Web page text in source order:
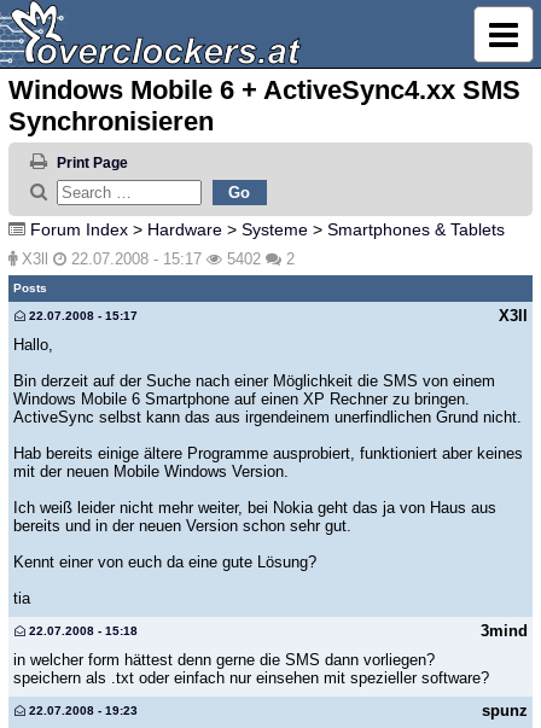
Windows Mobile 6 + ActiveSync4.xx SMS
Synchronisieren
Print Page
Forum Index > Hardware > Systeme > Smartphones & Tablets
X3ll 22.07.2008 - 15:17 5402 2
Posts
X3ll
22.07.2008 - 15:17
Hallo,
Bin derzeit auf der Suche nach einer Möglichkeit die SMS von einem
Windows Mobile 6 Smartphone auf einen XP Rechner zu bringen.
ActiveSync selbst kann das aus irgendeinem unerfindlichen Grund nicht.
Hab bereits einige ältere Programme ausprobiert, funktioniert aber keines
mit der neuen Mobile Windows Version.
Ich weiß leider nicht mehr weiter, bei Nokia geht das ja von Haus aus
bereits und in der neuen Version schon sehr gut.
Kennt einer von euch da eine gute Lösung?
tia
3mind
22.07.2008 - 15:18
in welcher form hättest denn gerne die SMS dann vorliegen?
speichern als .txt oder einfach nur einsehen mit spezieller software?
spunz
22.07.2008 - 19:23